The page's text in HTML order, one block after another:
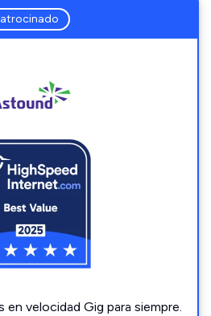
en velocidad Gig para siempre.